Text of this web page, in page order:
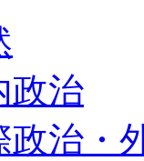
政治
政治・